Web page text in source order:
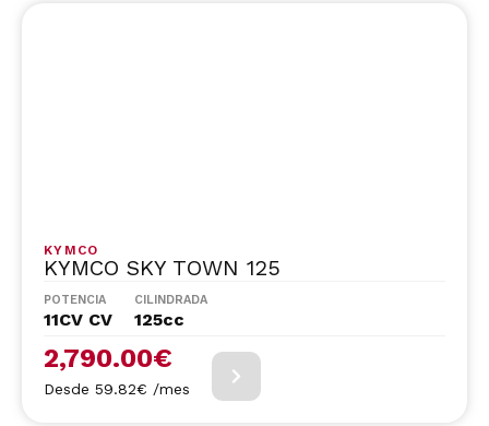
KYMCO
KYMCO SKY TOWN 125
POTENCIA
11CV CV
CILINDRADA
125cc
2,790.00€
Desde 59.82€ /mes